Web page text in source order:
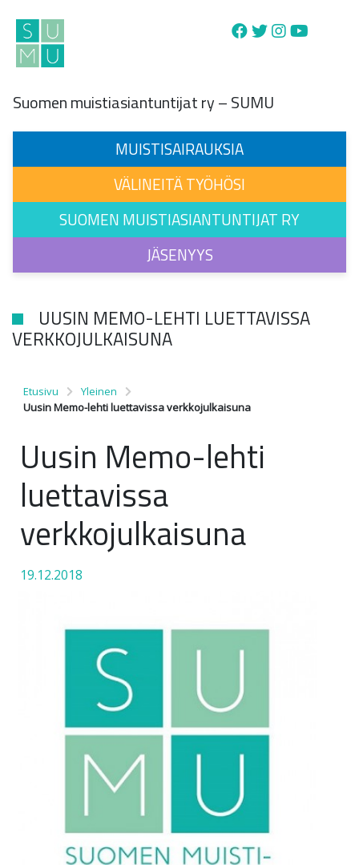
Main Navigation
Suomen muistiasiantuntijat ry – SUMU
MUISTISAIRAUKSIA
VÄLINEITÄ TYÖHÖSI
SUOMEN MUISTIASIANTUNTIJAT RY
JÄSENYYS
UUSIN MEMO-LEHTI LUETTAVISSA
VERKKOJULKAISUNA
Etusivu
Yleinen
Uusin Memo-lehti luettavissa verkkojulkaisuna
Uusin Memo-lehti
luettavissa
verkkojulkaisuna
19.12.2018